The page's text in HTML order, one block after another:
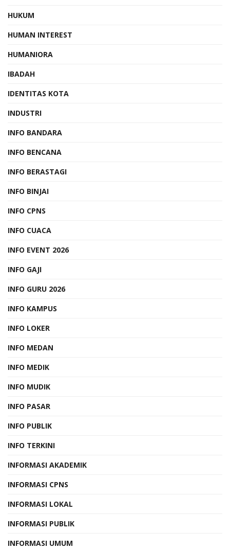
HUKUM
HUMAN INTEREST
HUMANIORA
IBADAH
IDENTITAS KOTA
INDUSTRI
INFO BANDARA
INFO BENCANA
INFO BERASTAGI
INFO BINJAI
INFO CPNS
INFO CUACA
INFO EVENT 2026
INFO GAJI
INFO GURU 2026
INFO KAMPUS
INFO LOKER
INFO MEDAN
INFO MEDIK
INFO MUDIK
INFO PASAR
INFO PUBLIK
INFO TERKINI
INFORMASI AKADEMIK
INFORMASI CPNS
INFORMASI LOKAL
INFORMASI PUBLIK
INFORMASI UMUM